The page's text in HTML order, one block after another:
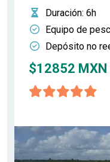
Duración: 6h
Equipo de
Depósito no
$12852 MXN